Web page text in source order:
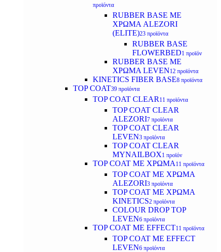
προϊόντα
RUBBER BASE ΜΕ
ΧΡΩΜΑ ALEZORI
(ELITE)23 προϊόντα
RUBBER BASE
FLOWERBED1 προϊόν
RUBBER BASE ΜΕ
ΧΡΩΜΑ LEVEN12 προϊόντα
KINETICS FIBER BASE8 προϊόντα
TOP COAT39 προϊόντα
TOP COAT CLEAR 11 προϊόντα
TOP COAT CLEAR
ALEZORI7 προϊόντα
TOP COAT CLEAR
LEVEN3 προϊόντα
TOP COAT CLEAR
MYNAILBOX1 προϊόν
TOP COAT ΜΕ ΧΡΩΜΑ 11 προϊόντα
TOP COAT ΜΕ ΧΡΩΜΑ
ALEZORI3 προϊόντα
TOP COAT ΜΕ ΧΡΩΜΑ
KINETICS2 προϊόντα
COLOUR DROP TOP
LEVEN6 προϊόντα
TOP COAT ΜΕ EFFECT11 προϊόντα
TOP COAT ME EFFECT
LEVEN6 προϊόντα